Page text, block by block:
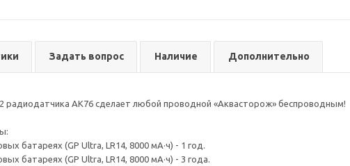
Задать вопрос Наличие Дополнительно
радиодатчика АК76 сделает любой проводной «Аквасторож» беспроводным!
батареях (GP Ultra, LR14, 8000 мА·ч) - 1 год.
батареях (GP Ultra, LR14, 8000 мА·ч) - 3 года.